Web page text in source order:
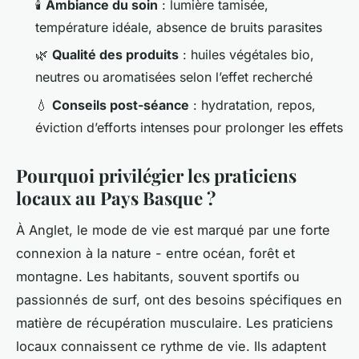
🕯️ Ambiance du soin : lumière tamisée,
température idéale, absence de bruits parasites
🌿 Qualité des produits : huiles végétales bio,
neutres ou aromatisées selon l’effet recherché
💧 Conseils post-séance : hydratation, repos,
éviction d’efforts intenses pour prolonger les effets
Pourquoi privilégier les praticiens
locaux au Pays Basque ?
À Anglet, le mode de vie est marqué par une forte
connexion à la nature - entre océan, forêt et
montagne. Les habitants, souvent sportifs ou
passionnés de surf, ont des besoins spécifiques en
matière de récupération musculaire. Les praticiens
locaux connaissent ce rythme de vie. Ils adaptent